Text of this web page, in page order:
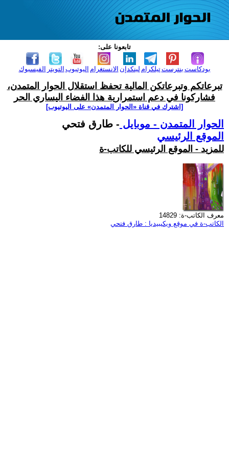
تابعونا على:
الفيسبوك التويتر اليوتيوب الانستغرام لينكدإن تيلكرامبنترست بودكاست
تبرعاتكم وتبرعاتكن المالية تحفظ استقلال الحوار المتمدن،
فشاركونا في دعم استمرارية هذا الفضاء اليساري الحر
[اشترك في قناة ‫«الحوار المتمدن» على اليوتيوب]
الحوار المتمدن - موبايل - طارق فتحي
الموقع الرئيسي
للمزيد - الموقع الرئيسي للكاتب-ة
معرف الكاتب-ة: 14829
الكاتب-ة في موقع ويكيبيديا : طارق فتحي